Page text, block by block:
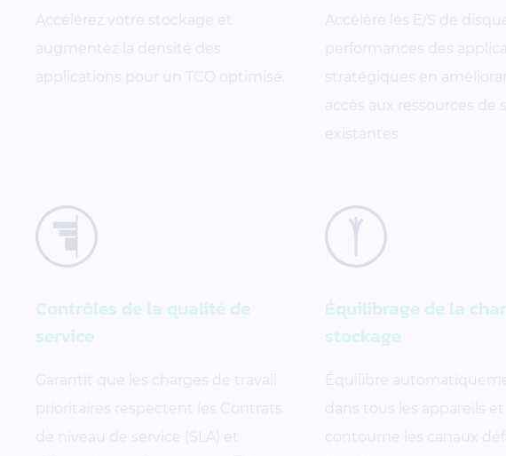
Accélérez votre stockage et
augmentez la densité des
applications pour un TCO optimisé.
Accélère les E/S de
performances des
stratégiques en
accès aux ressources de
existantes
Contrôles de la qualité de
service
Garantit que les charges de travail
prioritaires respectent les Contrats
de niveau de service (SLA) et
Équilibrage de la
stockage
Équilibre
dans tous les appareils et
contourne les canaux